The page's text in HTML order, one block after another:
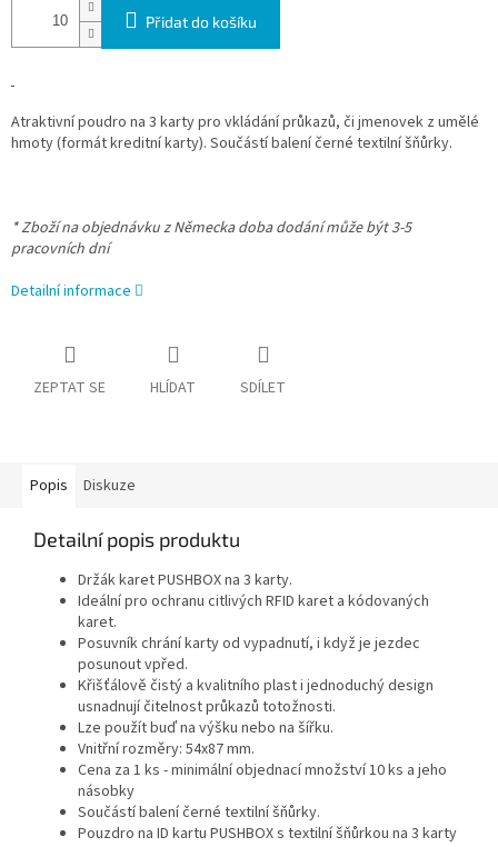
Přidat do košíku
Atraktivní poudro na 3 karty pro vkládání průkazů, či jmenovek z umělé
hmoty (formát kreditní karty). Součástí balení černé textilní šňůrky.
* Zboží na objednávku z Německa doba dodání může být 3-5
pracovních dní
Detailní informace
ZEPTAT SE HLÍDAT SDÍLET
Popis Diskuze
Detailní popis produktu
Držák karet PUSHBOX na 3 karty.
Ideální pro ochranu citlivých RFID karet a kódovaných
karet.
Posuvník chrání karty od vypadnutí, i když je jezdec
posunout vpřed.
Křišťálově čistý a kvalitního plast i jednoduchý design
usnadnují čitelnost průkazů totožnosti.
Lze použít buď na výšku nebo na šířku.
Vnitřní rozměry: 54x87 mm.
Cena za 1 ks - minimální objednací množství 10 ks a jeho
násobky
Součástí balení černé textilní šňůrky.
Pouzdro na ID kartu PUSHBOX s textilní šňůrkou na 3 karty